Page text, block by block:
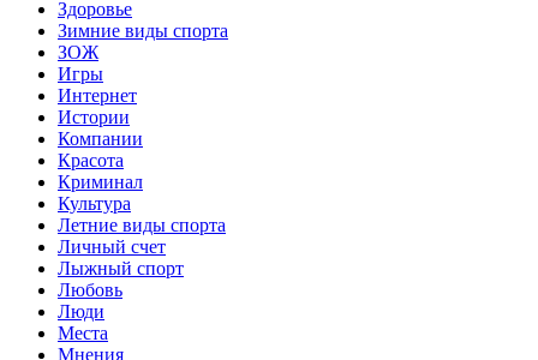
Здоровье
Зимние виды спорта
ЗОЖ
Игры
Интернет
Истории
Компании
Красота
Криминал
Культура
Летние виды спорта
Личный счет
Лыжный спорт
Любовь
Люди
Места
Мнения